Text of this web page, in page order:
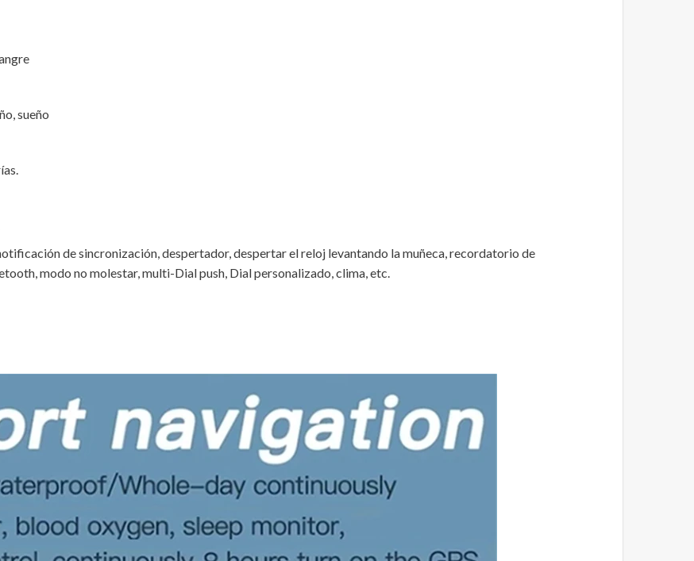
sueño
de sincronización, despertador, despertar el reloj levantando la muñeca, recordatorio de
modo no molestar, multi-Dial push, Dial personalizado, clima, etc.